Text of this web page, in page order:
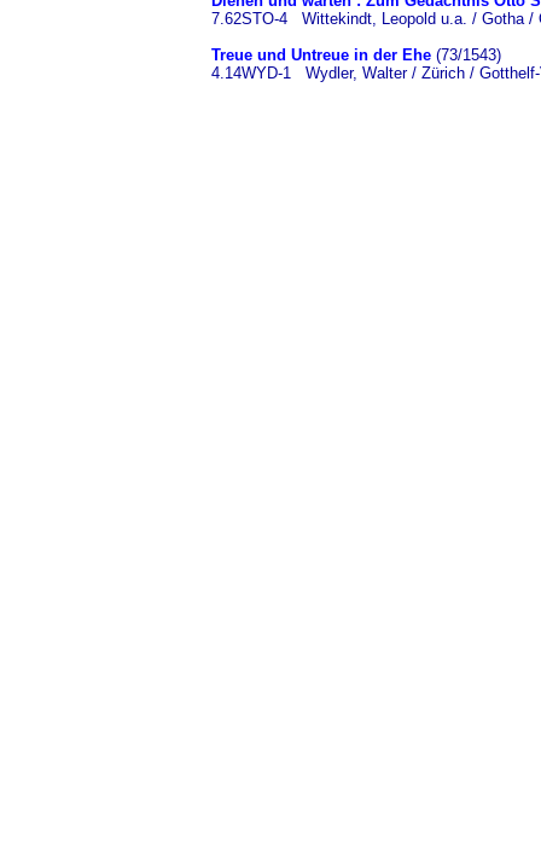
7.62STO-4 Wittekindt, Leopold u.a. / Gotha /
Treue und Untreue in der Ehe (73/1543)
4.14WYD-1 Wydler, Walter / Zürich / Gotthelf-